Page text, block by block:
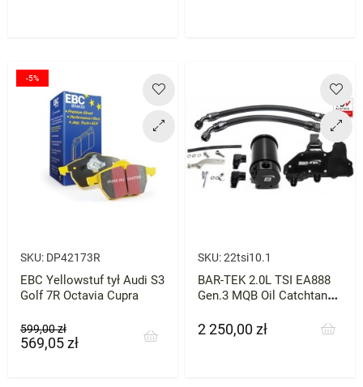
SKU: DP42173R
EBC Yellowstuf tył Audi S3
Golf 7R Octavia Cupra
Cena
podstawowa
599,00 złCena
569,05 zł
-5%
SKU:22tsi10.1
BAR-TEK 2.0L TSI EA888
Gen.3 MQB Oil Catchtank
Cena
2 250,00 zł